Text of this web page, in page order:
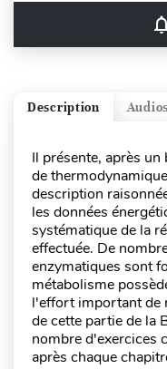
Audios
Description
Il présente, après
de
description
les données
systématique de la
effectuée. De
enzymatiques sont
métabolisme
l'effort important de
de cette partie de la
nombre d'exercices
après chaque